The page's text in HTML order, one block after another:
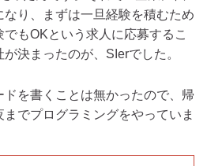
り、まずは一旦経験を積むため
もOKという求人に応募するこ
決まったのが、SIerでした。
を書くことは無かったので、帰
でプログラミングをやっていま